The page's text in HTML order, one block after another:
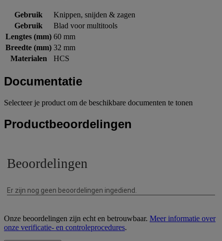
Gebruik
Knippen, snijden & zagen
Gebruik
Blad voor multitools
Lengtes (mm) 60 mm
Breedte (mm) 32 mm
Materialen
HCS
Documentatie
Selecteer je product om de beschikbare documenten te tonen
Productbeoordelingen
Onze beoordelingen zijn echt en betrouwbaar. Meer informatie over
onze verificatie- en controleprocedures.